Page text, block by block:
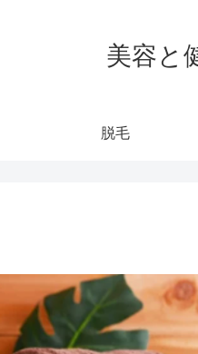
美容と
脱毛